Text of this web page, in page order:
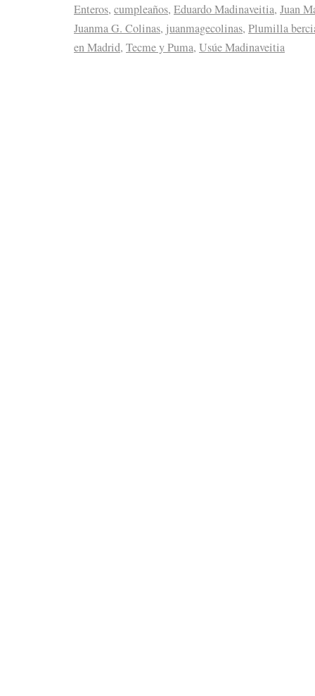
Enteros, cumpleaños, Eduardo Madinaveitia, Juan
Juanma G. Colinas, juanmagecolinas, Plumilla
en Madrid, Tecme y Puma, Usúe Madinaveitia